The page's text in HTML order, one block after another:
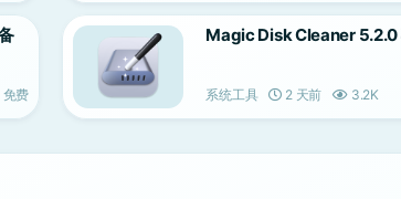
免费
Magic Disk Cleaner 5.2.0
系统工具 2 天前 3.2K